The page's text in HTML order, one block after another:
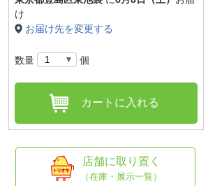
け
お届け先を変更する
数量 個
カートに入れる
店舗に取り置く
（在庫・展示一覧）